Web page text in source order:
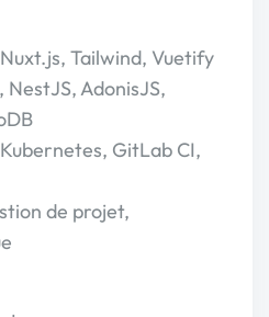
Tailwind, Vuetify
AdonisJS,
GitLab CI,
de projet,